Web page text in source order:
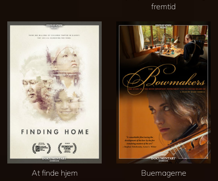
fremtid
At finde hjem Buemagerne